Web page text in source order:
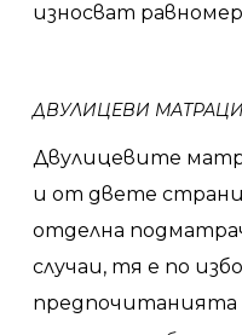
износват
ДВУЛИЦЕВИ МАТРАЦИ
Двулицевите
и от двете
отделна
случаи, тя е по
предпочитанията